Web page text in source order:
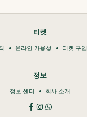
티켓
온라인 가용성 티켓 구입
정보
정보 센터 회사 소개